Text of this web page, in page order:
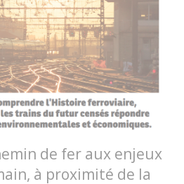
de fer aux enjeux
à proximité de la